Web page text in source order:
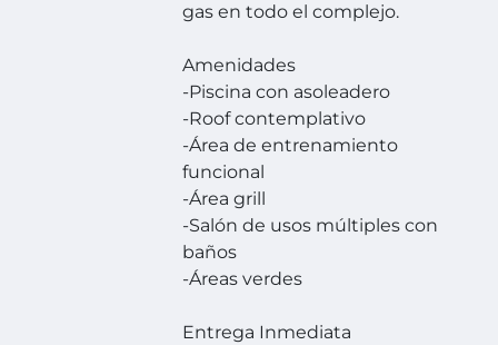
gas en todo el complejo.
Amenidades
-Piscina con asoleadero
-Roof contemplativo
-Área de entrenamiento
funcional
-Área grill
-Salón de usos múltiples con
baños
-Áreas verdes
Entrega Inmediata